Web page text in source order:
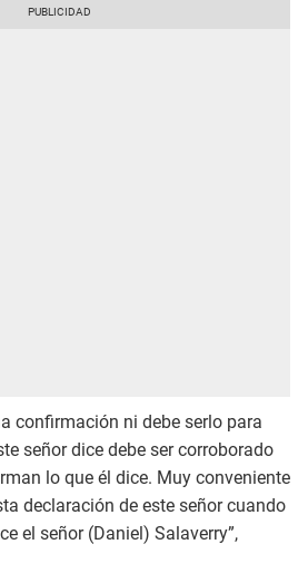
confirmación ni debe serlo para
señor dice debe ser corroborado
lo que él dice. Muy conveniente
declaración de este señor cuando
el señor (Daniel) Salaverry”,